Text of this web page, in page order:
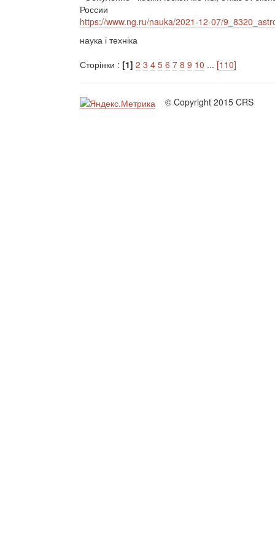
России
https://www.ng.ru/nauka/2021-12-07/
наука і техніка
Сторінки : [1] 2 3 4 5 6 7 8 9 10 ... [110]
© Copyright 2015 CRS